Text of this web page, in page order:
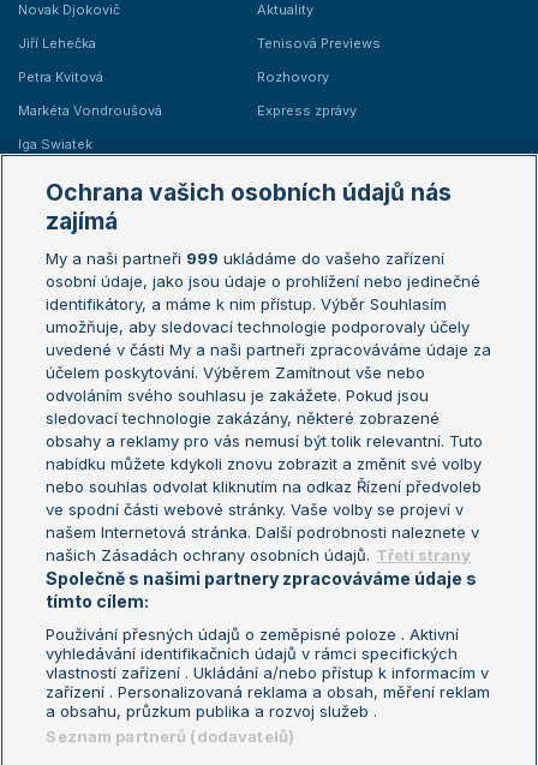
Novak Djokovič
Jiří Lehečka
Petra Kvitová
Markéta Vondroušová
Iga Swiatek
Aktuality
Tenisová Previews
Rozhovory
Express zprávy
Žebříčky
Žebříček ATP (muži)
Žebříček WTA (ženy)
Sázkařský žebříček
Australian Open
French Open
Wimbledon
US Open
Turnaj mistrů
Turnaj mistryň
Aktualní trendy
Fotbalové přestupy
Livesport Daily
LS Prague Open
Podmínky užití
Nastavení soukromí
GDPR a žurnalistika
Reklama
Kontakt
Informace o zpracování osobních
údajů
Ochrana vašich osobních údajů nás
zajímá
My a naši partneři 999 ukládáme do vašeho zařízení
osobní údaje, jako jsou údaje o prohlížení nebo jedinečné
identifikátory, a máme k nim přístup. Výběr Souhlasím
umožňuje, aby sledovací technologie podporovaly účely
uvedené v části My a naši partneři zpracováváme údaje za
účelem poskytování. Výběrem Zamítnout vše nebo
odvoláním svého souhlasu je zakážete. Pokud jsou
sledovací technologie zakázány, některé zobrazené
obsahy a reklamy pro vás nemusí být tolik relevantní. Tuto
nabídku můžete kdykoli znovu zobrazit a změnit své volby
nebo souhlas odvolat kliknutím na odkaz Řízení předvoleb
ve spodní části webové stránky. Vaše volby se projeví v
našem Internetová stránka. Další podrobnosti naleznete v
našich Zásadách ochrany osobních údajů. Třetí strany
Společně s našimi partnery zpracováváme údaje s
tímto cílem:
Používání přesných údajů o zeměpisné poloze . Aktivní
vyhledávání identifikačních údajů v rámci specifických
vlastností zařízení . Ukládání a/nebo přístup k informacím v
zařízení . Personalizovaná reklama a obsah, měření reklam
a obsahu, průzkum publika a rozvoj služeb .
Seznam partnerů (dodavatelů)